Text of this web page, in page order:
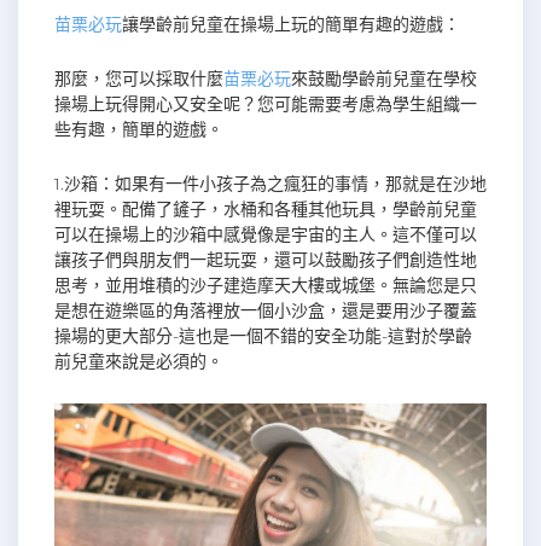
苗栗必玩讓學齡前兒童在操場上玩的簡單有趣的遊戲：
那麼，您可以採取什麼苗栗必玩來鼓勵學齡前兒童在學校
操場上玩得開心又安全呢？您可能需要考慮為學生組織一
些有趣，簡單的遊戲。
1.沙箱：如果有一件小孩子為之瘋狂的事情，那就是在沙地
裡玩耍。配備了鏟子，水桶和各種其他玩具，學齡前兒童
可以在操場上的沙箱中感覺像是宇宙的主人。這不僅可以
讓孩子們與朋友們一起玩耍，還可以鼓勵孩子們創造性地
思考，並用堆積的沙子建造摩天大樓或城堡。無論您是只
是想在遊樂區的角落裡放一個小沙盒，還是要用沙子覆蓋
操場的更大部分-這也是一個不錯的安全功能-這對於學齡
前兒童來說是必須的。